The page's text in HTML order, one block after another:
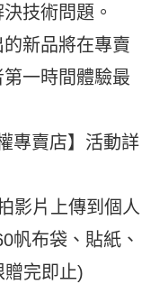
技術問題。
的新品將在專賣
一時間體驗最
專賣店】活動詳
影片上傳到個人
帆布袋、貼紙、
完即止)